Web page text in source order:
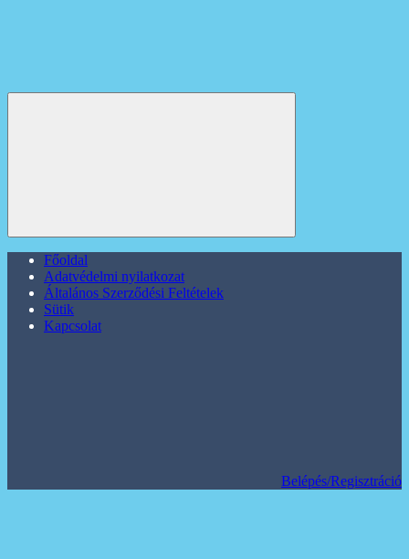
Főoldal
Adatvédelmi nyilatkozat
Általános Szerződési Feltételek
Sütik
Kapcsolat
Belépés/Regisztráció